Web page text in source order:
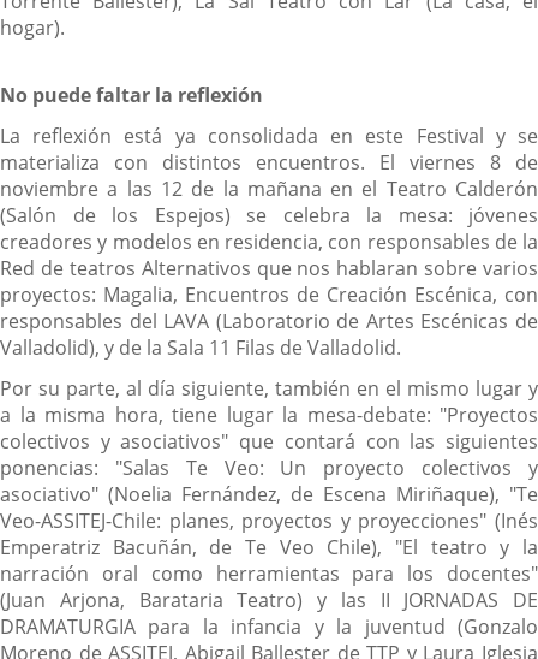
hogar).
No puede faltar la reflexión
La reflexión está ya consolidada en este Festival y se
materializa con distintos encuentros. El viernes 8 de
noviembre a las 12 de la mañana en el Teatro Calderón
(Salón de los Espejos) se celebra la mesa: jóvenes
creadores y modelos en residencia, con responsables de la
Red de teatros Alternativos que nos hablaran sobre varios
proyectos: Magalia, Encuentros de Creación Escénica, con
responsables del LAVA (Laboratorio de Artes Escénicas de
Valladolid), y de la Sala 11 Filas de Valladolid.
Por su parte, al día siguiente, también en el mismo lugar y
a la misma hora, tiene lugar la mesa-debate: "Proyectos
colectivos y asociativos" que contará con las siguientes
ponencias: "Salas Te Veo: Un proyecto colectivos y
asociativo" (Noelia Fernández, de Escena Miriñaque), "Te
Veo-ASSITEJ-Chile: planes, proyectos y proyecciones" (Inés
Emperatriz Bacuñán, de Te Veo Chile), "El teatro y la
narración oral como herramientas para los docentes"
(Juan Arjona, Barataria Teatro) y las II JORNADAS DE
DRAMATURGIA para la infancia y la juventud (Gonzalo
Moreno de ASSITEJ, Abigail Ballester de TTP y Laura Iglesia